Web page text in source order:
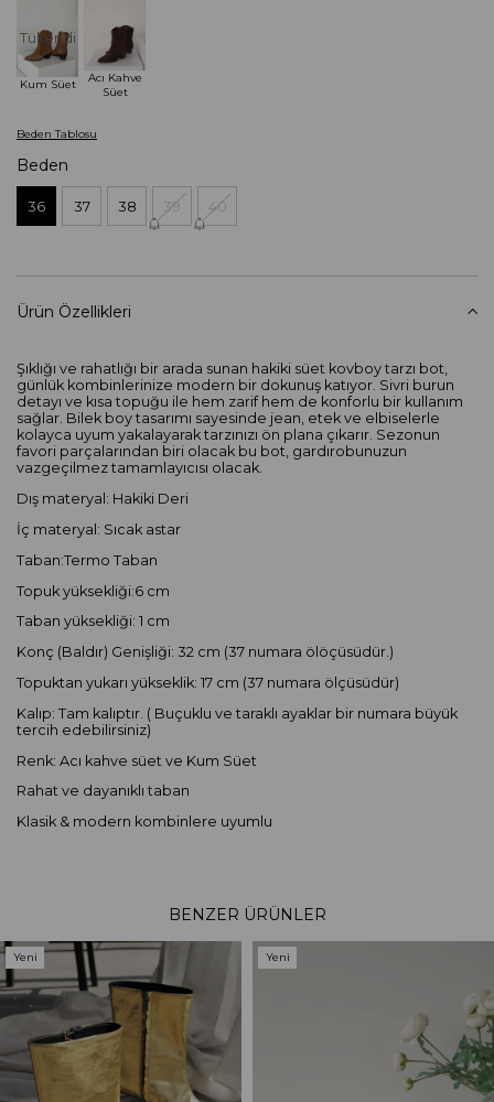
Tükendi
Kum Süet
Acı Kahve
Süet
Beden Tablosu
Beden
36 37 38 39 40
Ürün Özellikleri
Şıklığı ve rahatlığı bir arada sunan hakiki süet kovboy tarzı bot,
günlük kombinlerinize modern bir dokunuş katıyor. Sivri burun
detayı ve kısa topuğu ile hem zarif hem de konforlu bir kullanım
sağlar. Bilek boy tasarımı sayesinde jean, etek ve elbiselerle
kolayca uyum yakalayarak tarzınızı ön plana çıkarır. Sezonun
favori parçalarından biri olacak bu bot, gardırobunuzun
vazgeçilmez tamamlayıcısı olacak.
Dış materyal: Hakiki Deri
İç materyal: Sıcak astar
Taban:Termo Taban
Topuk yüksekliği:6 cm
Taban yüksekliği: 1 cm
Konç (Baldır) Genişliği: 32 cm (37 numara ölöçüsüdür.)
Topuktan yukarı yükseklik: 17 cm (37 numara ölçüsüdür)
Kalıp: Tam kalıptır. ( Buçuklu ve taraklı ayaklar bir numara büyük
tercih edebilirsiniz)
Renk: Acı kahve süet ve Kum Süet
Rahat ve dayanıklı taban
Klasik & modern kombinlere uyumlu
BENZER ÜRÜNLER
Yeni
Ürün
Yeni